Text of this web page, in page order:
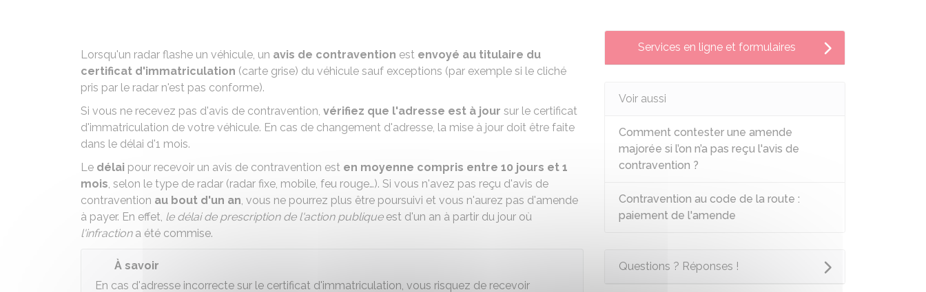
Lorsqu'un radar flashe un véhicule, un avis de contravention est envoyé au titulaire du
certificat d'immatriculation (carte grise) du véhicule sauf exceptions (par exemple si le cliché
pris par le radar n'est pas conforme).
Si vous ne recevez pas d'avis de contravention, vérifiez que l'adresse est à jour sur le certificat
d'immatriculation de votre véhicule. En cas de changement d'adresse, la mise à jour doit être faite
dans le délai d'1 mois.
Le délai pour recevoir un avis de contravention est en moyenne compris entre 10 jours et 1
mois, selon le type de radar (radar fixe, mobile, feu rouge…). Si vous n'avez pas reçu d'avis de
contravention au bout d'un an, vous ne pourrez plus être poursuivi et vous n'aurez pas d'amende
à payer. En effet, le délai de prescription de l'action publiqueest d'un an à partir du jour où
l'infractiona été commise.
À savoir
En cas d'adresse incorrecte sur le certificat d'immatriculation, vous risquez de recevoir
Services en ligne et formulaires
Voir aussi
Comment contester une amende
majorée si l’on n’a pas reçu l'avis de
contravention ?
Contravention au code de la route :
paiement de l'amende
Questions ? Réponses !